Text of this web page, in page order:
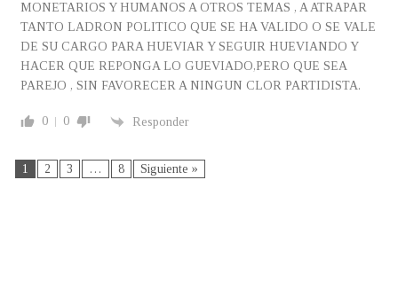
MONETARIOS Y HUMANOS A OTROS TEMAS , A ATRAPAR
TANTO LADRON POLITICO QUE SE HA VALIDO O SE VALE
DE SU CARGO PARA HUEVIAR Y SEGUIR HUEVIANDO Y
HACER QUE REPONGA LO GUEVIADO,PERO QUE SEA
PAREJO , SIN FAVORECER A NINGUN CLOR PARTIDISTA.
0 0 Responder
1 2 3 … 8 Siguiente »